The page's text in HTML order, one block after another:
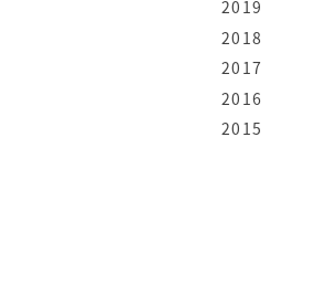
2019
2018
2017
2016
2015